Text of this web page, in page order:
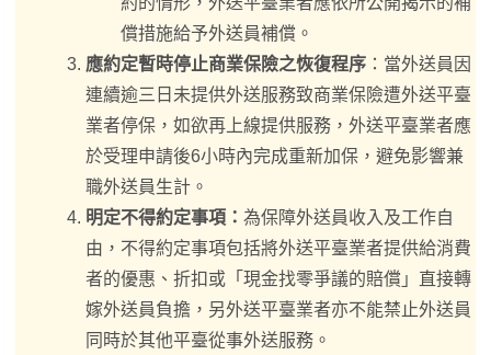
償措施給予外送員補償。
應約定暫時停止商業保險之恢復程序 ：當外送員因
連續逾三日未提供外送服務致商業保險遭外送平臺
業者停保，如欲再上線提供服務，外送平臺業者應
於受理申請後6小時內完成重新加保，避免影響兼
職外送員生計。
明定不得約定事項： 為保障外送員收入及工作自
由，不得約定事項包括將外送平臺業者提供給消費
者的優惠、折扣或「現金找零爭議的賠償」直接轉
嫁外送員負擔，另外送平臺業者亦不能禁止外送員
同時於其他平臺從事外送服務。